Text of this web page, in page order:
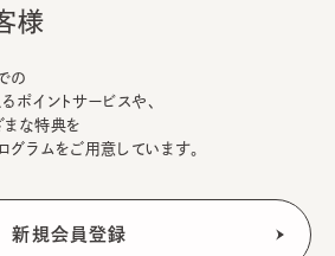
様
の
ポイントサービスや、
まな特典を
ラムをご用意しています。